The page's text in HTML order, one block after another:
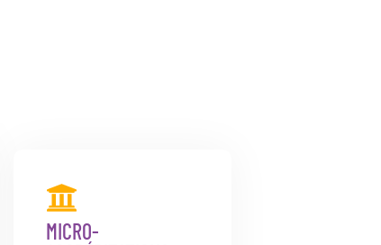
MICRO-